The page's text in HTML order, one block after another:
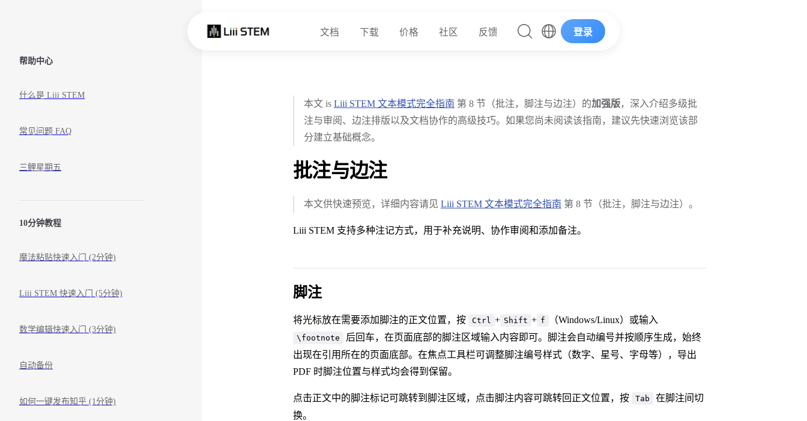
文档 下载 价格 社区 反馈 登录
帮助中心
什么是 Liii STEM
常见问题 FAQ
三鲤星期五
10分钟教程
魔法粘贴快速入门 (2分钟)
Liii STEM 快速入门 (5分钟)
数学编辑快速入门 (3分钟)
自动备份
如何一键发布知乎 (1分钟)
本文 is Liii STEM 文本模式完全指南 第 8 节（批注，脚注与边注）的加强版，深入介绍多级批
注与审阅、边注排版以及文档协作的高级技巧。如果您尚未阅读该指南，建议先快速浏览该部
分建立基础概念。
批注与边注
本文供快速预览，详细内容请见 Liii STEM 文本模式完全指南 第 8 节（批注，脚注与边注）。
Liii STEM 支持多种注记方式，用于补充说明、协作审阅和添加备注。
脚注
将光标放在需要添加脚注的正文位置，按 Ctrl + Shift + f （Windows/Linux）或输入
\footnote
后回车，在页面底部的脚注区域输入内容即可。脚注会自动编号并按顺序生成，始终
出现在引用所在的页面底部。在焦点工具栏可调整脚注编号样式（数字、星号、字母等），导出
PDF 时脚注位置与样式均会得到保留。
点击正文中的脚注标记可跳转到脚注区域，点击脚注内容可跳转回正文位置，按 Tab
在脚注间切
换。